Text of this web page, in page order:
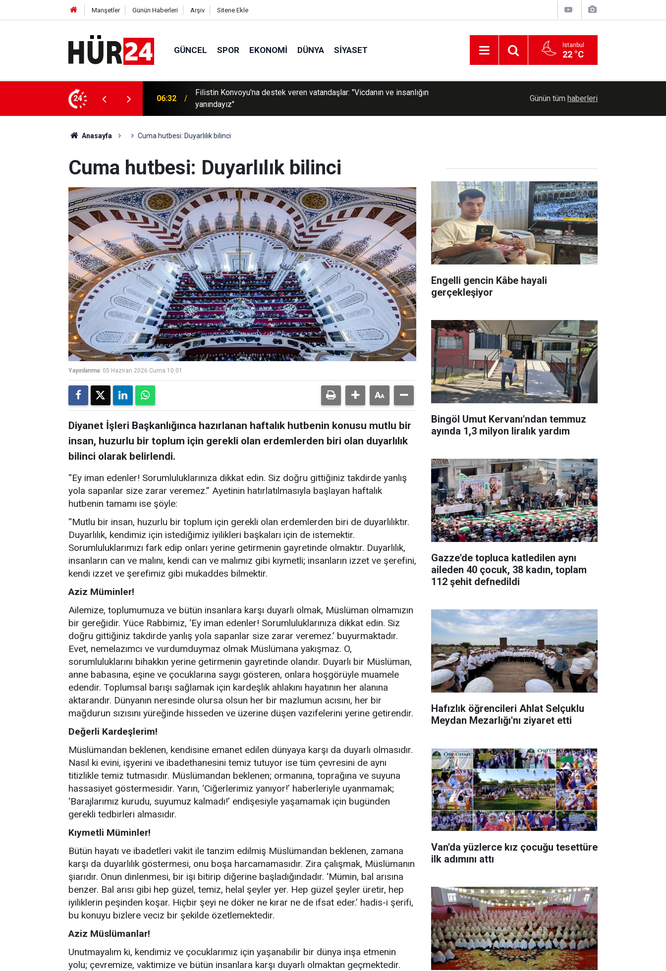
Manşetler Günün Haberleri Arşiv Sitene Ekle
GÜNCEL SPOR EKONOMI DÜNYA SIYASET İstanbul
22 °C
24
"Vicdanın ve insanlığın
06:16
Adana'da Filistin Vicdan Konvoyu coşkuyla karşılandı: "Menzilimiz Kudüs ve
Mescid-i Aksa"
Yunanistan'ın geri ittiği düzensiz göçmenler
Günün tüm haberleri
Anasayfa Cuma hutbesi: Duyarlılık bilinci
Cuma hutbesi: Duyarlılık bilinci
Yayınlanma: 05 Haziran 2026 Cuma 10:01
Diyanet İşleri Başkanlığınca hazırlanan haftalık hutbenin konusu mutlu bir
insan, huzurlu bir toplum için gerekli olan erdemlerden biri olan duyarlılık
bilinci olarak belirlendi.
“Ey iman edenler! Sorumluluklarınıza dikkat edin. Siz doğru gittiğiniz takdirde yanlış
yola sapanlar size zarar veremez.” Ayetinin hatırlatılmasıyla başlayan haftalık
hutbenin tamamı ise şöyle:
“Mutlu bir insan, huzurlu bir toplum için gerekli olan erdemlerden biri de duyarlılıktır.
Duyarlılık, kendimiz için istediğimiz iyilikleri başkaları için de istemektir.
Sorumluluklarımızı fark edip onları yerine getirmenin gayretinde olmaktır. Duyarlılık,
insanların can ve malını, kendi can ve malımız gibi kıymetli; insanların izzet ve şerefini,
kendi izzet ve şerefimiz gibi mukaddes bilmektir.
Aziz Müminler!
Ailemize, toplumumuza ve bütün insanlara karşı duyarlı olmak, Müslüman olmamızın
bir gereğidir. Yüce Rabbimiz, ‘Ey iman edenler! Sorumluluklarınıza dikkat edin. Siz
doğru gittiğiniz takdirde yanlış yola sapanlar size zarar veremez.’ buyurmaktadır.
Evet, nemelazımcı ve vurdumduymaz olmak Müslümana yakışmaz. O,
sorumluluklarını bihakkın yerine getirmenin gayretinde olandır. Duyarlı bir Müslüman,
anne babasına, eşine ve çocuklarına saygı gösteren, onlara hoşgörüyle muamele
edendir. Toplumsal barışı sağlamak için kardeşlik ahlakını hayatının her alanına
aktarandır. Dünyanın neresinde olursa olsun her bir mazlumun acısını, her bir
mağdurun sızısını yüreğinde hisseden ve üzerine düşen vazifelerini yerine getirendir.
Değerli Kardeşlerim!
Müslümandan beklenen, kendisine emanet edilen dünyaya karşı da duyarlı olmasıdır.
Nasıl ki evini, işyerini ve ibadethanesini temiz tutuyor ise tüm çevresini de aynı
titizlikle temiz tutmasıdır. Müslümandan beklenen; ormanına, toprağına ve suyuna
hassasiyet göstermesidir. Yarın, ‘Ciğerlerimiz yanıyor!’ haberleriyle uyanmamak;
‘Barajlarımız kurudu, suyumuz kalmadı!’ endişesiyle yaşamamak için bugünden
gerekli tedbirleri almasıdır.
Kıymetli Müminler!
Bütün hayatı ve ibadetleri vakit ile tanzim edilmiş Müslümandan beklenen, zamana
karşı da duyarlılık göstermesi, onu boşa harcamamasıdır. Zira çalışmak, Müslümanın
şiarıdır. Onun dinlenmesi, bir işi bitirip diğerine başladığındadır. ‘Mümin, bal arısına
benzer. Bal arısı gibi hep güzel, temiz, helal şeyler yer. Hep güzel şeyler üretir, hep
iyiliklerin peşinden koşar. Hiçbir şeyi ne döker ne kırar ne de ifsat eder.’ hadis-i şerifi,
bu konuyu bizlere veciz bir şekilde özetlemektedir.
Aziz Müslümanlar!
Unutmayalım ki, kendimiz ve çocuklarımız için yaşanabilir bir dünya inşa etmenin
yolu; çevremize, vaktimize ve bütün insanlara karşı duyarlı olmaktan geçmektedir.
Engelli gencin Kâbe hayali
gerçekleşiyor
Bingöl Umut Kervanı'ndan temmuz
ayında 1,3 milyon liralık yardım
Gazze'de topluca katledilen aynı
aileden 40 çocuk, 38 kadın, toplam
112 şehit defnedildi
Hafızlık öğrencileri Ahlat Selçuklu
Meydan Mezarlığı'nı ziyaret etti
Van'da yüzlerce kız çocuğu tesettüre
ilk adımını attı